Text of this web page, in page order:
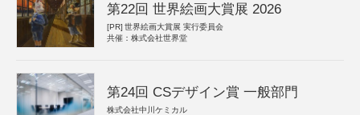
第22回 世界絵画大賞展 2026
[PR] 世界絵画大賞展 実行委員会
共催：株式会社世界堂
第24回 CSデザイン賞 一般部門
株式会社中川ケミカル